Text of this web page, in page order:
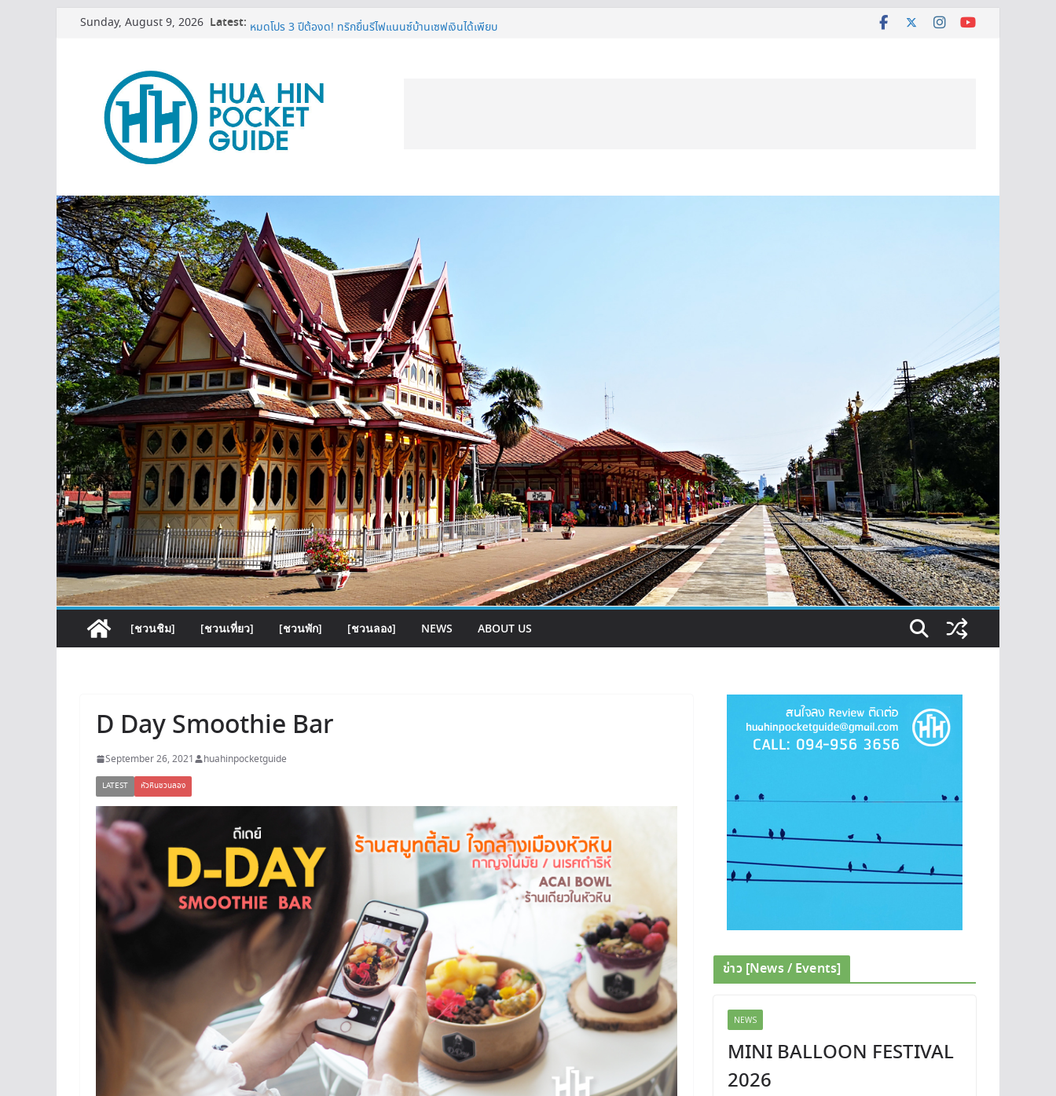
Sunday, August 9, 2026 Latest: 3 พิกัดเปรียบเทียบราคาทีวี 50 นิ้ว ก่อนตัดสินใจซื้อ
MINI BALLOON FESTIVAL 2026
[ชวนชิม] [ชวนเที่ยว] [ชวนพัก] [ชวนลอง] NEWS ABOUT US
D Day Smoothie Bar
September 26, 2021 huahinpocketguide
LATEST หัวหินชวนลอง
ข่าว [News / Events]
NEWS
MINI BALLOON FESTIVAL
2026